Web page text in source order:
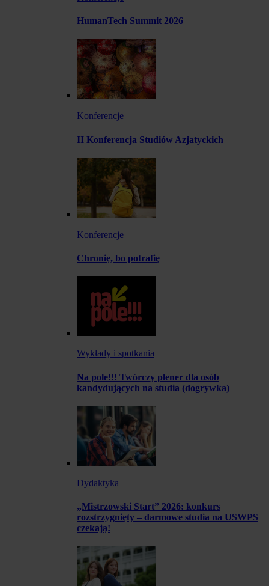
HumanTech Summit 2026
Konferencje
II Konferencja Studiów Azjatyckich
Konferencje
Chronię, bo potrafię
Wykłady i spotkania
Na pole!!! Twórczy plener dla osób
kandydujących na studia (dogrywka)
Dydaktyka
„Mistrzowski Start” 2026: konkurs
rozstrzygnięty – darmowe studia na USWPS
czekają!